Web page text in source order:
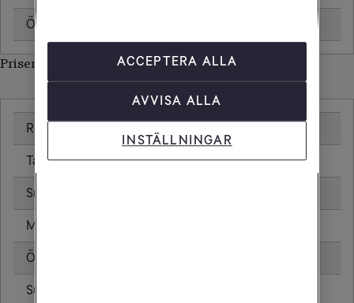
Öppningsavgift
Priser inom Kina
Ringa samtal
Ta emot samtal 20,00 kr/min
Sms
Mms
Öppningsavgift
Surfa utan surfpaket
ACCEPTERA ALLA
AVVISA ALLA
INSTÄLLNINGAR